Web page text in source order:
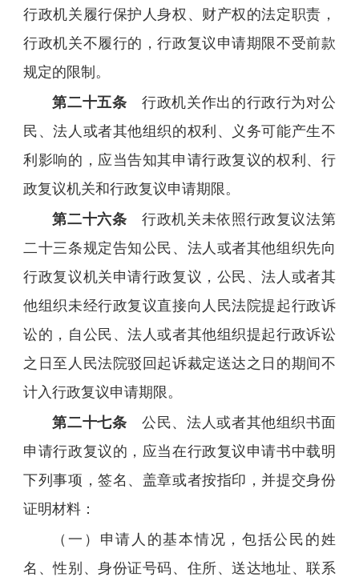
行政机关履行保护人身权、财产权的法定职责，
行政机关不履行的，行政复议申请期限不受前款
规定的限制。
第二十五条 行政机关作出的行政行为对公
民、法人或者其他组织的权利、义务可能产生不
利影响的，应当告知其申请行政复议的权利、行
政复议机关和行政复议申请期限。
第二十六条 行政机关未依照行政复议法第
二十三条规定告知公民、法人或者其他组织先向
行政复议机关申请行政复议，公民、法人或者其
他组织未经行政复议直接向人民法院提起行政诉
讼的，自公民、法人或者其他组织提起行政诉讼
之日至人民法院驳回起诉裁定送达之日的期间不
计入行政复议申请期限。
第二十七条 公民、法人或者其他组织书面
申请行政复议的，应当在行政复议申请书中载明
下列事项，签名、盖章或者按指印，并提交身份
证明材料：
（一）申请人的基本情况，包括公民的姓
名、性别、身份证号码、住所、送达地址、联系